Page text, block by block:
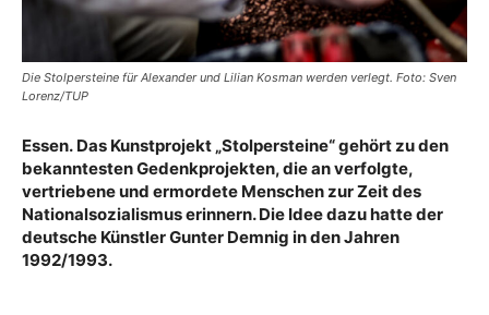
Die Stolpersteine für Alexander und Lilian Kosman werden verlegt. Foto: Sven
Lorenz/TUP
Essen. Das Kunstprojekt „Stolpersteine“ gehört zu den
bekanntesten Gedenkprojekten, die an verfolgte,
vertriebene und ermordete Menschen zur Zeit des
Nationalsozialismus erinnern. Die Idee dazu hatte der
deutsche Künstler Gunter Demnig in den Jahren
1992/1993.